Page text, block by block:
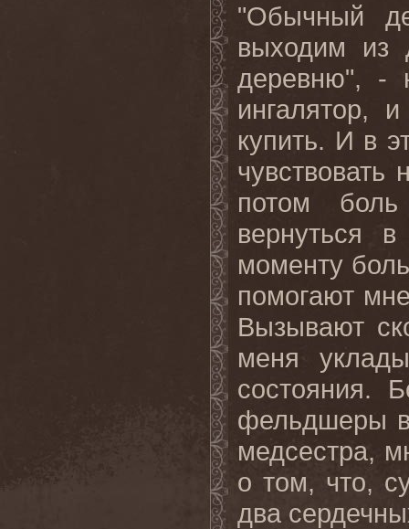
"Обычный
выходим из
деревню", -
ингалятор,
купить. И в
чувствовать
потом
вернуться
моменту
помогают
Вызывают
меня
состояния.
фельдшеры
медсестра,
о том, что,
два